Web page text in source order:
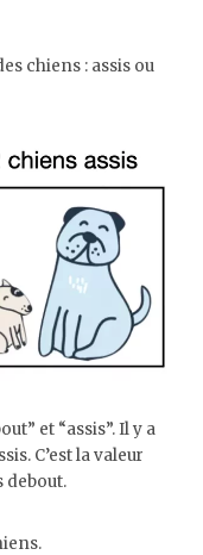
chiens : assis ou
et “assis”. Il y a
C’est la valeur
debout.